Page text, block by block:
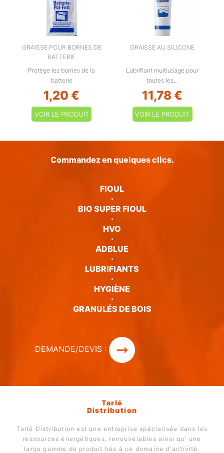
GRAISSE POUR BORNES DE
BATTERIE
Protège les bornes de la
batterie
1,20 €
VOIR LE PRODUIT
GRAISSE AU SILICONE
Lubrifiant multiusage pour
toutes les...
11,78 €
VOIR LE PRODUIT
Commandez en quelques clics.
FIOUL
·
BIO SUPER FIOUL
·
HVO
·
ADBLUE
·
LUBRIFIANTS
·
HYGIÈNE
·
GRANULÉS DE BOIS
DEMANDE/DEVIS :
Tarlé
Distribution
Tarlé Distribution est une entreprise spécialisée dans les
ressources énergétiques, renouvelables ainsi qu' une
large gamme de produit liés à ce domaine d'activité.